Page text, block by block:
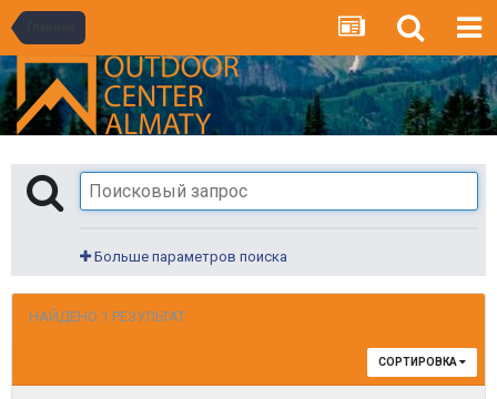
Больше параметров поиска
НАЙДЕНО 1 РЕЗУЛЬТАТ
СОРТИРОВКА